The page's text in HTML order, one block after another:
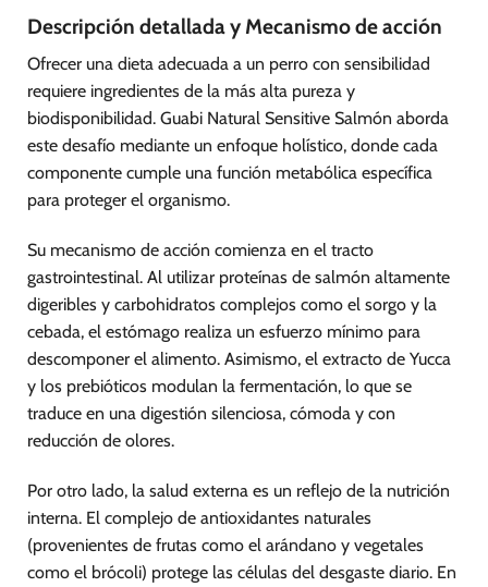
Descripción detallada y Mecanismo de acción
Ofrecer una dieta adecuada a un perro con sensibilidad
requiere ingredientes de la más alta pureza y
biodisponibilidad. Guabi Natural Sensitive Salmón aborda
este desafío mediante un enfoque holístico, donde cada
componente cumple una función metabólica específica
para proteger el organismo.
Su mecanismo de acción comienza en el tracto
gastrointestinal. Al utilizar proteínas de salmón altamente
digeribles y carbohidratos complejos como el sorgo y la
cebada, el estómago realiza un esfuerzo mínimo para
descomponer el alimento. Asimismo, el extracto de Yucca
y los prebióticos modulan la fermentación, lo que se
traduce en una digestión silenciosa, cómoda y con
reducción de olores.
Por otro lado, la salud externa es un reflejo de la nutrición
interna. El complejo de antioxidantes naturales
(provenientes de frutas como el arándano y vegetales
como el brócoli) protege las células del desgaste diario. En